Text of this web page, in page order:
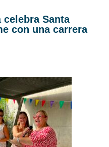
Santa
con una carrera